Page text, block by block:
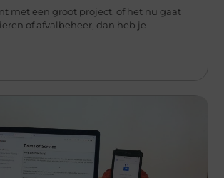
met een groot project, of het nu gaat
of afvalbeheer, dan heb je